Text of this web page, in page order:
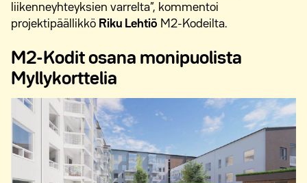
liikenneyhteyksien varrelta”, kommentoi
projektipäällikkö Riku Lehtiö M2-Kodeilta.
M2-Kodit osana monipuolista
Myllykorttelia